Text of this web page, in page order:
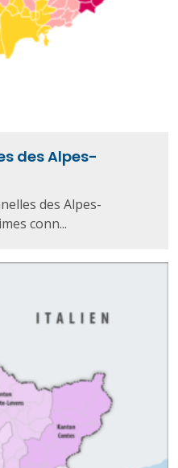
des Alpes-
des Alpes-
conn...